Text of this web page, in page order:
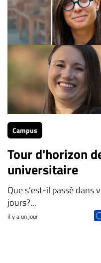
Campus
Tour d'horizon
universitaire
Que s’est-il passé dans
jours?...
il y a un jour